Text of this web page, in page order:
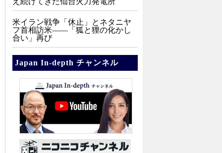
米イラン戦争「休止」とネタニヤ
フ首相訪米――「狐と狸の化かし
合い」再び
Japan In-depth チャンネル